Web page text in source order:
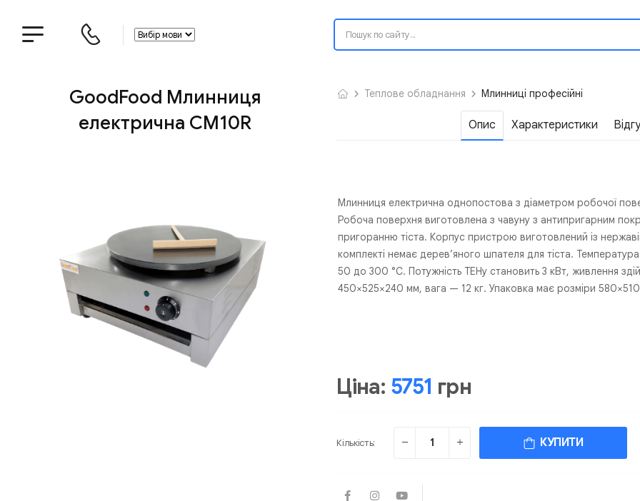
GoodFood Млинниця
електрична CM10R
Теплове обладнання Млинниці професійні
Опис Характеристики
Млинниця електрична однопостова з діаметром робочої
Робоча поверхня виготовлена з чавуну з антипригарним
пригоранню тіста. Корпус пристрою виготовлений із
комплекті немає дерев’яного шпателя для тіста.
50 до 300 °C. Потужність ТЕНу становить 3 кВт, живлення
450×525×240 мм, вага — 12 кг. Упаковка має розміри
Ціна: 5751 грн
Кількість: КУПИТИ